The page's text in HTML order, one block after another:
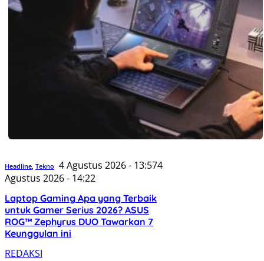
Headline Tekno 4 Agustus 2026 - 13:574
Agustus 2026 - 14:22
Laptop Gaming Apa yang Terbaik
untuk Gamer Serius 2026? ASUS
ROG™ Zephyrus DUO Tawarkan 7
Keunggulan ini
REDAKSI